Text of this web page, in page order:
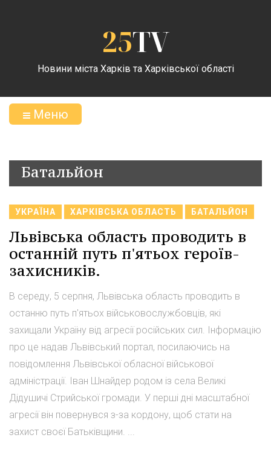
25TV
Новини міста Харків та Харківської області
Меню
Батальйон
УКРАЇНА ХАРКІВСЬКА ОБЛАСТЬ БАТАЛЬЙОН
Львівська область проводить в
останній путь п'ятьох героїв-
захисників.
В середу, 5 серпня, Львівська область проводить в
останню путь п'ятьох військовослужбовців, які
захищали Україну від агресії російських сил. Інформацію
про це надав Львівський портал, посилаючись на
повідомлення Львівської обласної військової
адміністрації. Іван Шнайдер родом із села Великі
Дідушичі Стрийської громади. У перші дні масштабної
агресії він повернувся з-за кордону, щоб стати на
захист своєї Батьківщини. ...